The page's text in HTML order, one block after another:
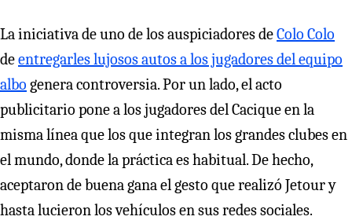
La iniciativa de uno de los auspiciadores deColo Colo
deentregarles lujosos autos a los jugadores del equipo
albo genera controversia. Por un lado, el acto
publicitario pone a los jugadores del Cacique en la
misma línea que los que integran los grandes clubes en
el mundo, donde la práctica es habitual. De hecho,
aceptaron de buena gana el gesto que realizó Jetour y
hasta lucieron los vehículos en sus redes sociales.